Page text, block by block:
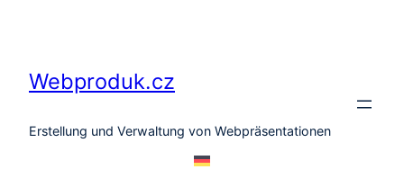
Webproduk.cz
Erstellung und Verwaltung von Webpräsentationen